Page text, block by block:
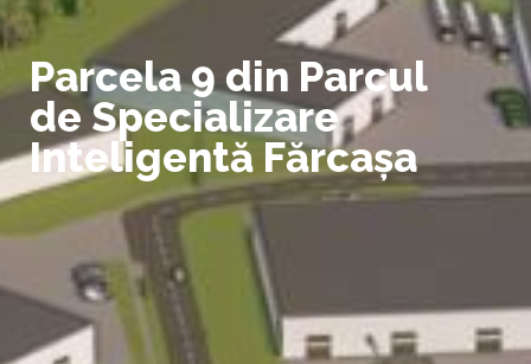
Parcela 9 din Parcul
de Specializare
Inteligentă Fărcașa